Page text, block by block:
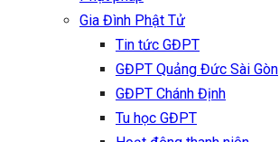
Gia Đình Phật Tử
Tin tức GĐPT
GĐPT Quảng Đức Sài Gòn
GĐPT Chánh Định
Tu học GĐPT